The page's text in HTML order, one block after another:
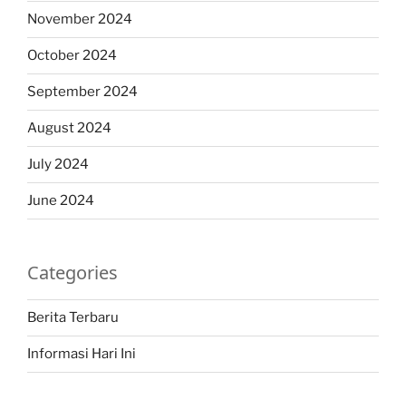
November 2024
October 2024
September 2024
August 2024
July 2024
June 2024
Categories
Berita Terbaru
Informasi Hari Ini